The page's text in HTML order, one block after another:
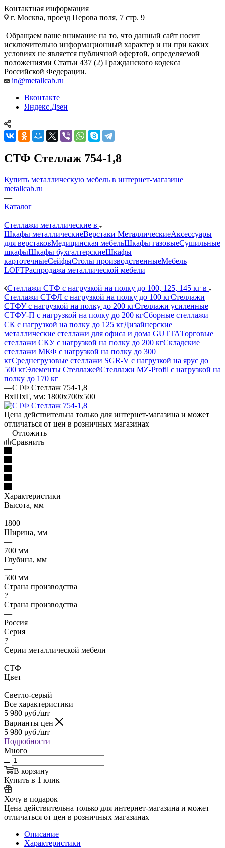
Контактная информация
г. Москва, проезд Перова поля, 7 стр. 9
Обращаем ваше внимание на то, что данный сайт носит
исключительно информационный характер и ни при каких
условиях не является публичной офертой, определяемой
положениями Статьи 437 (2) Гражданского кодекса
Российской Федерации.
in@metallcab.ru
Вконтакте
Яндекс.Дзен
СТФ Стеллаж 754-1,8
Купить металлическую мебель в интернет-магазине
metallcab.ru
—
Каталог
—
Стеллажи металлические в
Шкафы металлическиеВерстаки МеталлическиеАксессуары
для верстаковМедицинская мебельШкафы газовыеСушильные
шкафыШкафы бухгалтерскиеШкафы
картотечныеСейфыСтолы производственныеМебель
LOFTРаспродажа металлической мебели
—
Стеллажи СТФ с нагрузкой на полку до 100, 125, 145 кг в
Стеллажи СТФЛ с нагрузкой на полку до 100 кгСтеллажи
СТФУ с нагрузкой на полку до 200 кгСтеллажи усиленные
СТФУ-П с нагрузкой на полку до 200 кгСборные стеллажи
СК с нагрузкой на полку до 125 кгДизайнерские
металлические стеллажи для офиса и дома GUTTAТорговые
стеллажи СКУ с нагрузкой на полку до 200 кгСкладские
стеллажи МКФ с нагрузкой на полку до 300
кгСреднегрузовые стеллажи SGR-V с нагрузкой на ярус до
500 кгЭлементы СтеллажейСтеллажи MZ-Profil с нагрузкой на
полку до 170 кг
—СТФ Стеллаж 754-1,8
ВхШхГ, мм: 1800x700x500
Цена действительна только для интернет-магазина и может
отличаться от цен в розничных магазинах
Отложить
Сравнить
Характеристики
Высота, мм
—
1800
Ширина, мм
—
700 мм
Глубина, мм
—
500 мм
Страна производства
?
Страна производства
—
Россия
Серия
?
Серии металлической мебели
—
СТФ
Цвет
—
Светло-серый
Все характеристики
5 980 руб./шт
Варианты цен
5 980 руб./шт
Подробности
Много
В корзину
Купить в 1 клик
Хочу в подарок
Цена действительна только для интернет-магазина и может
отличаться от цен в розничных магазинах
Описание
Характеристики